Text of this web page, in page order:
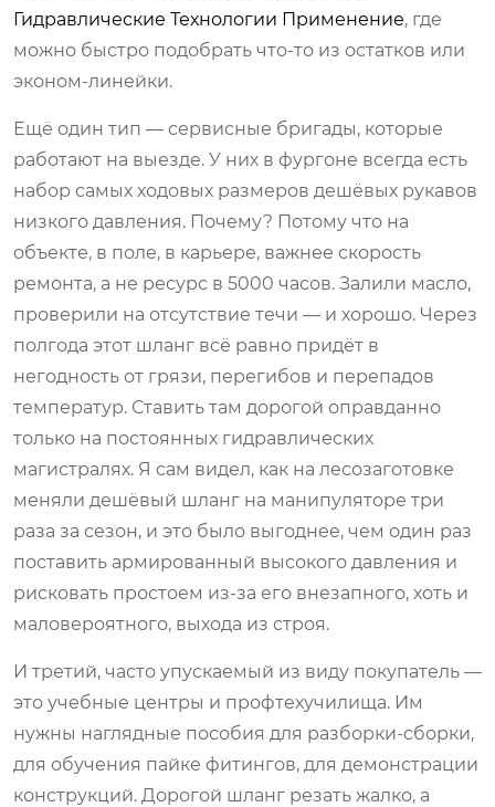
Гидравлические Технологии Применение, где
можно быстро подобрать что-то из остатков или
эконом-линейки.
Ещё один тип — сервисные бригады, которые
работают на выезде. У них в фургоне всегда есть
набор самых ходовых размеров дешёвых рукавов
низкого давления. Почему? Потому что на
объекте, в поле, в карьере, важнее скорость
ремонта, а не ресурс в 5000 часов. Залили масло,
проверили на отсутствие течи — и хорошо. Через
полгода этот шланг всё равно придёт в
негодность от грязи, перегибов и перепадов
температур. Ставить там дорогой оправданно
только на постоянных гидравлических
магистралях. Я сам видел, как на лесозаготовке
меняли дешёвый шланг на манипуляторе три
раза за сезон, и это было выгоднее, чем один раз
поставить армированный высокого давления и
рисковать простоем из-за его внезапного, хоть и
маловероятного, выхода из строя.
И третий, часто упускаемый из виду покупатель —
это учебные центры и профтехучилища. Им
нужны наглядные пособия для разборки-сборки,
для обучения пайке фитингов, для демонстрации
конструкций. Дорогой шланг резать жалко, а